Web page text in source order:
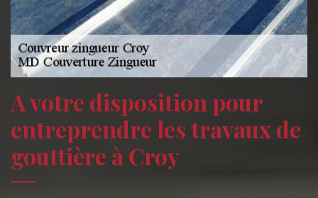
A votre disposition pour
entreprendre les travaux de
gouttière à Croy